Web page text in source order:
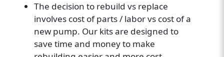
The decision to rebuild vs replace
involves cost of parts / labor vs cost of a
new pump. Our kits are designed to
save time and money to make